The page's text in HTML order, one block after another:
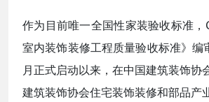
作为目前唯一全国性家装验收标准，
室内装饰装修工程质量验收标准》编
月正式启动以来，在中国建筑装饰协
建筑装饰协会住宅装饰装修和部品产